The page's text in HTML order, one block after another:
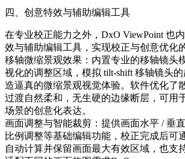
四、创意特效与辅助编辑工具
在专业校正能力之外，DxO ViewPoint 也
效与辅助编辑工具，实现校正与创意优化
移轴微缩景观效果：内置专业的移轴镜头
视化的调整区域，模拟 tilt-shift 移轴镜头
造逼真的微缩景观视觉体验。软件优化了
过渡自然柔和，无生硬的边缘断层，可用
场景的创意化表达。
画面调整与智能裁剪：提供画面水平 / 垂
比例调整等基础编辑功能，校正完成后可
自动计算并保留画面最大有效区域，也支